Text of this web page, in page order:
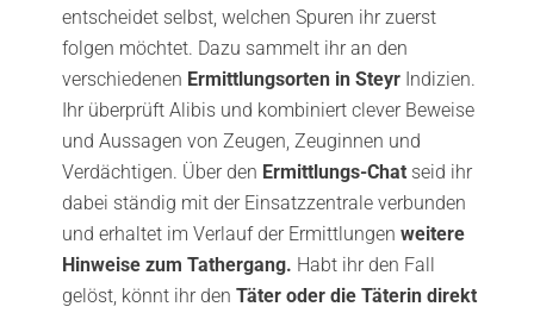
entscheidet selbst, welchen Spuren ihr zuerst
folgen möchtet. Dazu sammelt ihr an den
verschiedenen Ermittlungsorten in Steyr Indizien.
Ihr überprüft Alibis und kombiniert clever Beweise
und Aussagen von Zeugen, Zeuginnen und
Verdächtigen. Über den Ermittlungs-Chat seid ihr
dabei ständig mit der Einsatzzentrale verbunden
und erhaltet im Verlauf der Ermittlungen weitere
Hinweise zum Tathergang. Habt ihr den Fall
gelöst, könnt ihr den Täter oder die Täterin direkt